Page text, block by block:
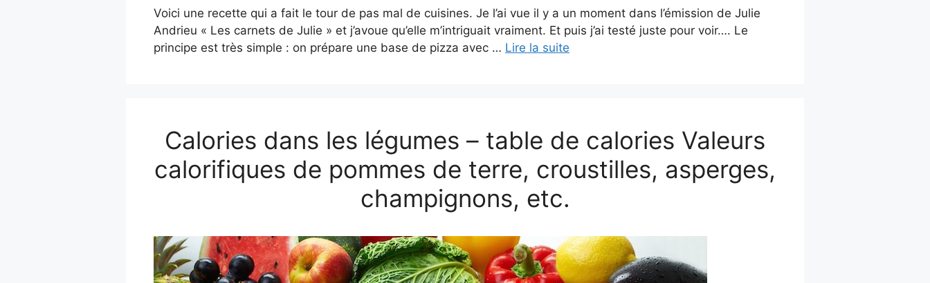
Voici une recette qui a fait le tour de pas mal de cuisines. Je l’ai vue il y a un moment dans l’émission de Julie
Andrieu « Les carnets de Julie » et j’avoue qu’elle m’intriguait vraiment. Et puis j’ai testé juste pour voir…. Le
principe est très simple : on prépare une base de pizza avec … Lire la suite
Calories dans les légumes – table de calories Valeurs
calorifiques de pommes de terre, croustilles, asperges,
champignons, etc.